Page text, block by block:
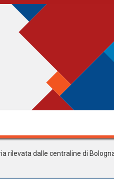
rilevata dalle centraline di